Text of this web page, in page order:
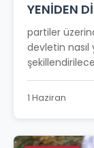
YENİDEN
partiler
devletin
1 Haziran